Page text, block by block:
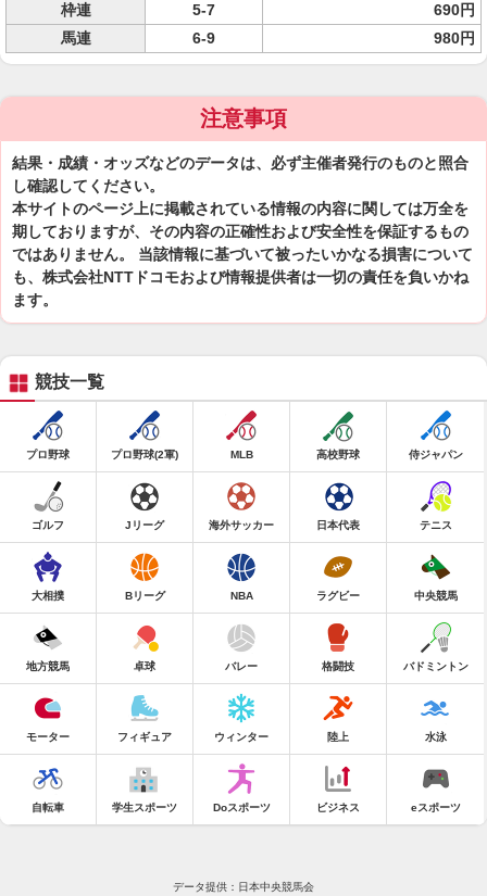
枠連
5-7
690円
馬連
6-9 980円
注意事項
結果・成績・オッズなどのデータは、必ず主催者発行のものと照合
し確認してください。
本サイトのページ上に掲載されている情報の内容に関しては万全を
期しておりますが、その内容の正確性および安全性を保証するもの
ではありません。 当該情報に基づいて被ったいかなる損害について
も、株式会社NTTドコモおよび情報提供者は一切の責任を負いかね
ます。
競技一覧
プロ野球 プロ野球(2軍) MLB 高校野球 侍ジャパン
ゴルフ Jリーグ 海外サッカー 日本代表 テニス
大相撲 Bリーグ NBA ラグビー 中央競馬
地方競馬 卓球 バレー 格闘技 バドミントン
モーター フィギュア ウィンター 陸上 水泳
自転車 学生スポーツ Doスポーツ ビジネス eスポーツ
データ提供：日本中央競馬会